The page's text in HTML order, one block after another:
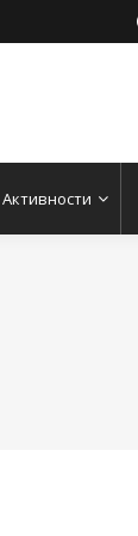
Активности